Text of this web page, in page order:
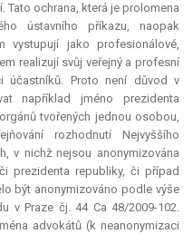
Tato ochrana, která je prolomena
ústavního příkazu, naopak
jako profesionálové,
realizují svůj veřejný a profesní
Proto není důvod v
například jméno prezidenta
tvořených jednou osobou,
rozhodnutí Nejvyššího
v nichž nejsou anonymizována
prezidenta republiky, či případ
být anonymizováno podle výše
v Praze čj. 44 Ca 48/2009-102.
advokátů (k neanonymizaci